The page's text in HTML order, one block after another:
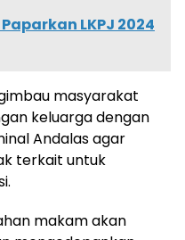
LKPJ 2024
masyarakat
keluarga dengan
Andalas agar
terkait untuk
makam akan